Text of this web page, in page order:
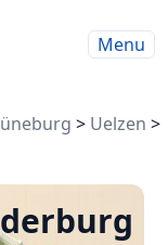
Menu
> Uelzen >